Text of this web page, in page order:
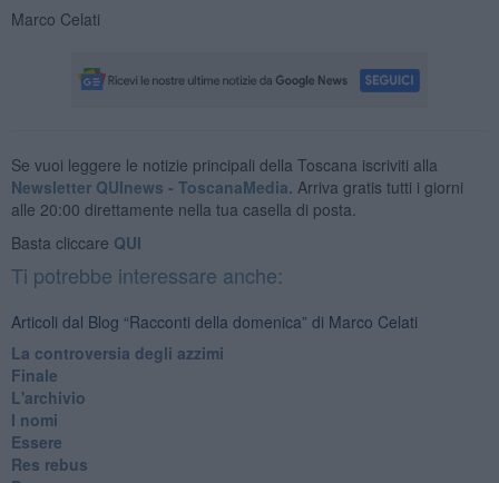
Marco Celati
Se vuoi leggere le notizie principali della Toscana iscriviti alla
Newsletter QUInews - ToscanaMedia. Arriva gratis tutti i giorni
alle 20:00 direttamente nella tua casella di posta.
Basta cliccare QUI
Ti potrebbe interessare anche:
Articoli dal Blog “Racconti della domenica” di Marco Celati
La controversia degli azzimi
Finale
L'archivio
I nomi
Essere
Res rebus